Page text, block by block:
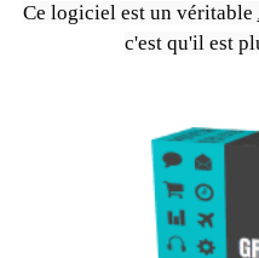
Ce logiciel est un véritable
c'est qu'il est